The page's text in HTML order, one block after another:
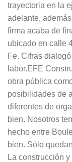
trayectoria en la
adelante,
firma acaba de
ubicado en calle
Fe. Cifras
labor.EFE
obra pública
posibilidades de
diferentes de
bien. Nosotros
hecho entre
bien. Sólo
La construcción